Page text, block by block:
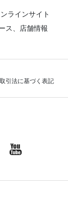
ラインサイト
ス、店舗情報
引法に基づく表記